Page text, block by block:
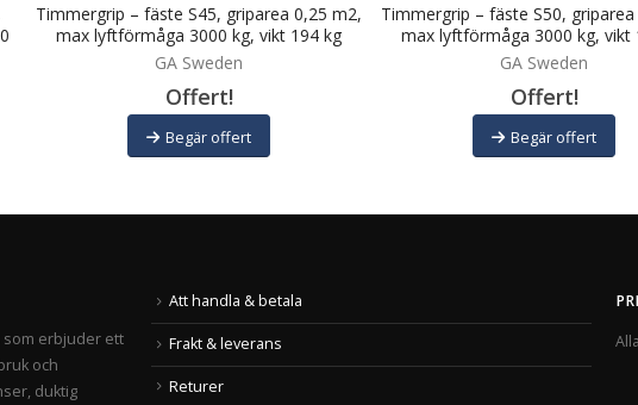
Timmergrip – fäste S45, griparea 0,25 m2,
max lyftförmåga 3000 kg, vikt 194 kg
GA Sweden
Offert!
Begär offert
Timmergrip – fäste S50,
max lyftförmåga 3000 kg, vikt
GA Sweden
Offert!
Begär offert
som erbjuder ett
och
duktig
Att handla & betala
Frakt & leverans
Returer